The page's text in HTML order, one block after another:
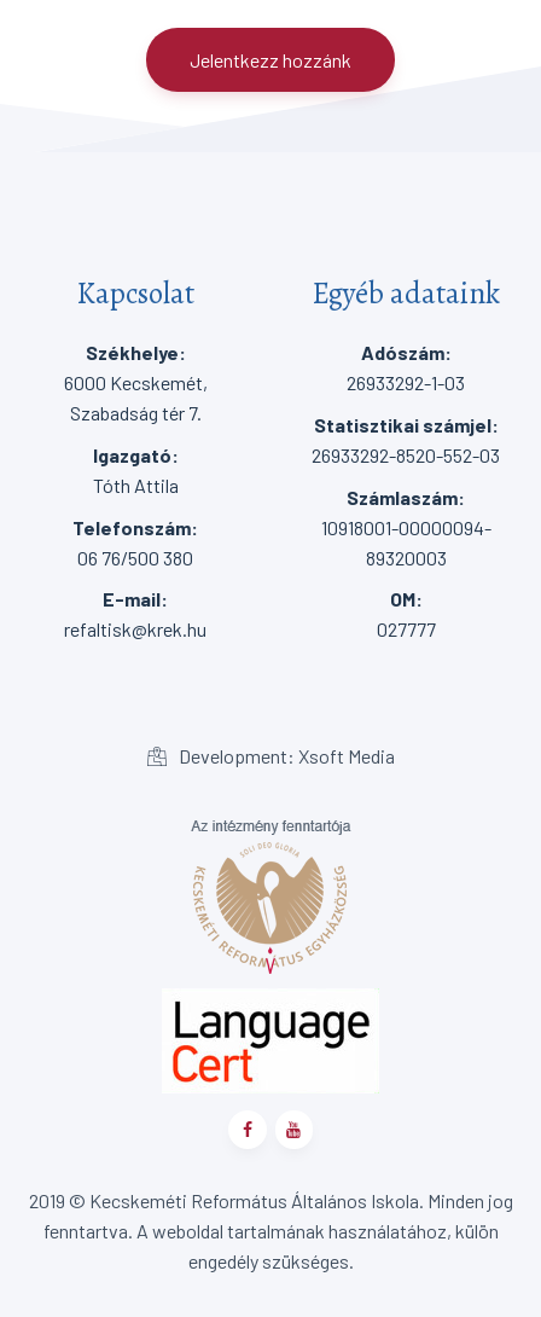
Jelentkezz hozzánk
Kapcsolat
Székhelye:
6000 Kecskemét,
Szabadság tér 7.
Igazgató:
Tóth Attila
Telefonszám:
06 76/500 380
E-mail:
refaltisk@krek.hu
Egyéb adataink
Adószám:
26933292-1-03
Statisztikai számjel:
26933292-8520-552-03
Számlaszám:
10918001-00000094-
89320003
OM:
027777
Development: Xsoft Media
2019 © Kecskeméti Református Általános Iskola. Minden jog
fenntartva. A weboldal tartalmának használatához, külön
engedély szükséges.